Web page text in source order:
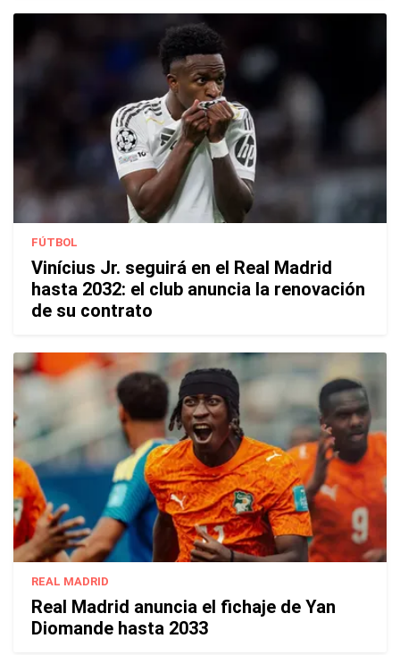
FÚTBOL
Vinícius Jr. seguirá en el Real Madrid
hasta 2032: el club anuncia la renovación
de su contrato
REAL MADRID
Real Madrid anuncia el fichaje de Yan
Diomande hasta 2033